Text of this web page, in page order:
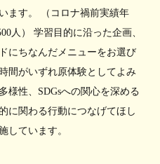
ます。 （コロナ禍前実績年
人） 学習目的に沿った企画、
にちなんだメニューをお選び
間がいずれ原体験としてよみ
様性、SDGsへの関心を深める
に関わる行動につなげてほし
しています。